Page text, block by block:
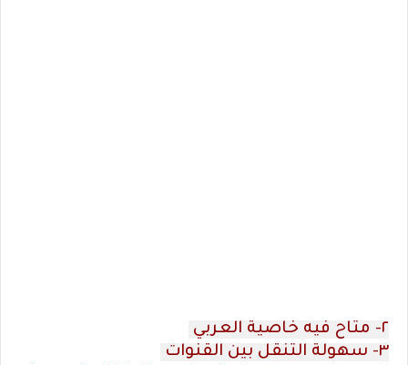
٢- متاح فيه خاصية العربي
٣- سهولة التنقل بين القنوات